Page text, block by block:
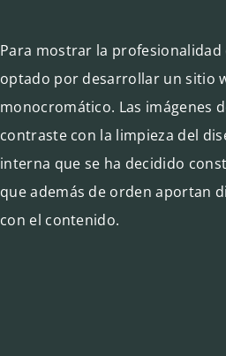
Para mostrar la profesionalidad
optado por desarrollar un sitio
monocromático. Las imágenes
contraste con la limpieza del
interna que se ha decidido
que además de orden aportan
con el contenido.